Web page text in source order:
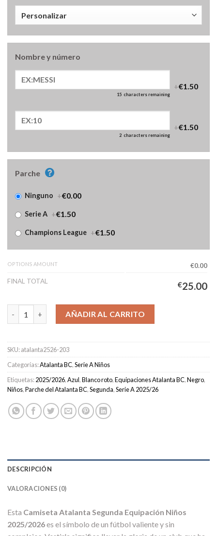
Nombre y número
15 characters remaining
+€1.50
2 characters remaining
+€1.50
Parche
Ninguno +€0.00
Serie A +€1.50
Champions League +€1.50
OPTIONS AMOUNT
€0.00
FINAL TOTAL
€25.00
Camiseta Atalanta Segunda Equipación Niños 2025/2026
AÑADIR AL CARRITO
SKU:atalanta2526-203
Categorías:Atalanta BC,Serie A Niños
Etiquetas:2025/2026,Azul,Blanco roto,Equipaciones Atalanta BC,Negro,
Niños,Parche del Atalanta BC,Segunda,Serie A 2025/26
DESCRIPCIÓN
VALORACIONES (0)
Esta Camiseta Atalanta Segunda Equipación Niños
2025/2026es el símbolo de un fútbol valiente y sin